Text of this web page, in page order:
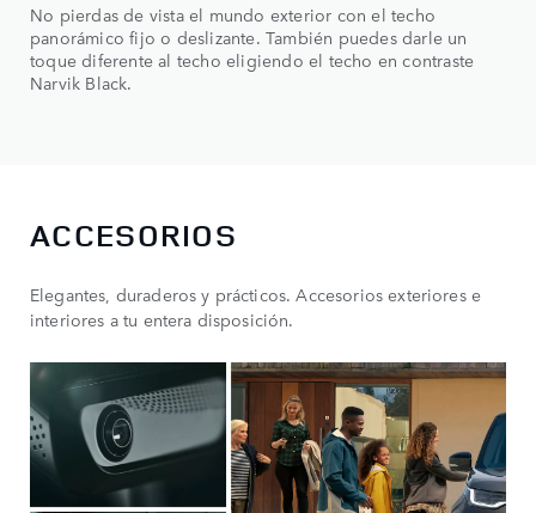
No pierdas de vista el mundo exterior con el techo
panorámico fijo o deslizante. También puedes darle un
toque diferente al techo eligiendo el techo en contraste
Narvik Black.
ACCESORIOS
Elegantes, duraderos y prácticos. Accesorios exteriores e
interiores a tu entera disposición.